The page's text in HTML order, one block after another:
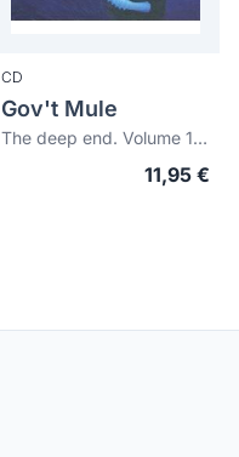
CD
Gov't Mule
The deep end. Volume 1 & 2
11,95 €